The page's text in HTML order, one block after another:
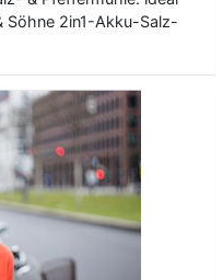
Söhne 2in1-Akku-Salz-